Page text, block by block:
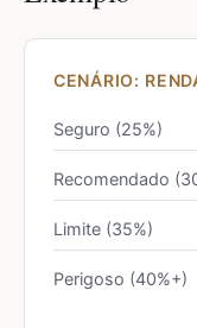
CENÁRIO:
Seguro (25%)
Recomendado
Limite (35%)
Perigoso (40%+)